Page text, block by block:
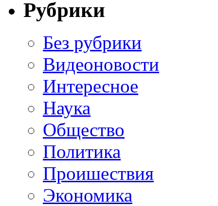
Рубрики
Без рубрики
Видеоновости
Интересное
Наука
Общество
Политика
Проишествия
Экономика